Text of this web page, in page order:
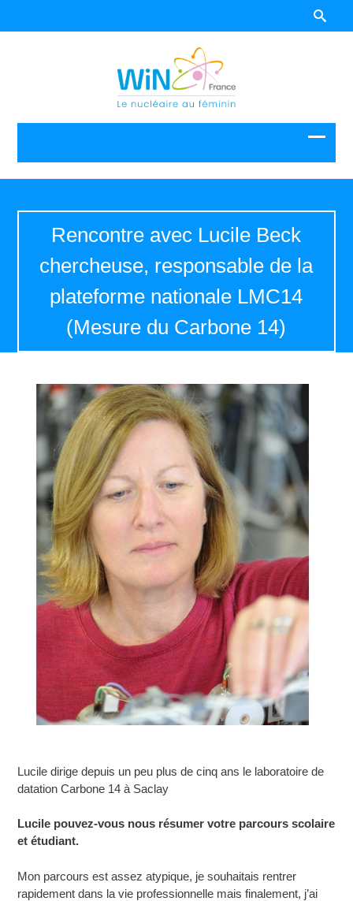
Rencontre avec Lucile Beck
chercheuse, responsable de la
plateforme nationale LMC14
(Mesure du Carbone 14)
Lucile dirige depuis un peu plus de cinq ans le laboratoire de
datation Carbone 14 à Saclay
Lucile pouvez-vous nous résumer votre parcours scolaire
et étudiant.
Mon parcours est assez atypique, je souhaitais rentrer
rapidement dans la vie professionnelle mais finalement, j’ai